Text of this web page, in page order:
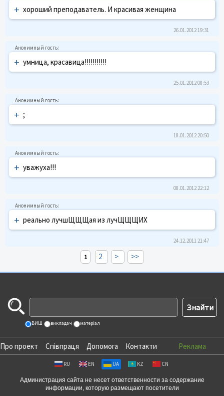
+ хороший преподаватель. И красивая женщина
26.01.2012 19:31
+ умница, красавица!!!!!!!!!!!
25.01.2012 08:53
+ ;
18.01.2012 20:50
+ уважуха!!!
08.01.2012 22:12
+ реально лучшЩЩЩая из лучЩЩЩИХ
24.12.2011 21:47
1 2 > >>
ВИШ викладач матеріал
Про проект Співпраця Допомога Контакти Реклама
RU EN UA KZ CN
Администрация сайта не несет ответственности за содержание
информации, которую размещают посетители